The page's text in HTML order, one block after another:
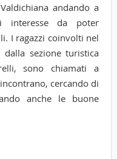
andando a
interesse da poter
I ragazzi coinvolti nel
sezione turistica
sono chiamati a
cercando di
anche le buone